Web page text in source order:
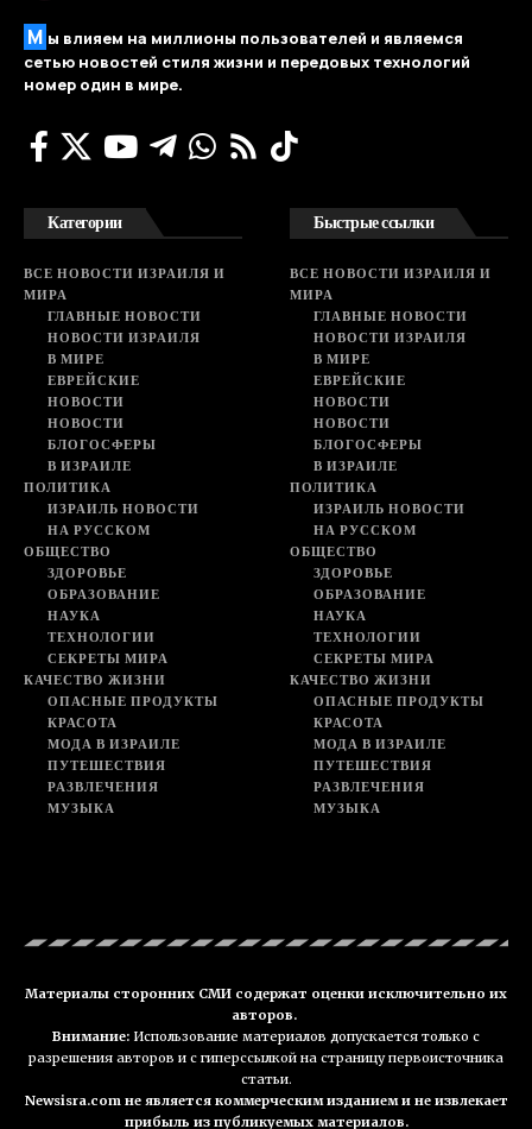
М ы влияем на миллионы пользователей и являемся
сетью новостей стиля жизни и передовых технологий
номер один в мире.
Категории
ВСЕ НОВОСТИ ИЗРАИЛЯ И
МИРА
ГЛАВНЫЕ НОВОСТИ
НОВОСТИ ИЗРАИЛЯ
В МИРЕ
ЕВРЕЙСКИЕ
НОВОСТИ
НОВОСТИ
БЛОГОСФЕРЫ
В ИЗРАИЛЕ
ПОЛИТИКА
ИЗРАИЛЬ НОВОСТИ
НА РУССКОМ
ОБЩЕСТВО
ЗДОРОВЬЕ
ОБРАЗОВАНИЕ
НАУКА
ТЕХНОЛОГИИ
СЕКРЕТЫ МИРА
КАЧЕСТВО ЖИЗНИ
ОПАСНЫЕ ПРОДУКТЫ
КРАСОТА
МОДА В ИЗРАИЛЕ
ПУТЕШЕСТВИЯ
РАЗВЛЕЧЕНИЯ
МУЗЫКА
Быстрые ссылки
ВСЕ НОВОСТИ ИЗРАИЛЯ И
МИРА
ГЛАВНЫЕ НОВОСТИ
НОВОСТИ ИЗРАИЛЯ
В МИРЕ
ЕВРЕЙСКИЕ
НОВОСТИ
НОВОСТИ
БЛОГОСФЕРЫ
В ИЗРАИЛЕ
ПОЛИТИКА
ИЗРАИЛЬ НОВОСТИ
НА РУССКОМ
ОБЩЕСТВО
ЗДОРОВЬЕ
ОБРАЗОВАНИЕ
НАУКА
ТЕХНОЛОГИИ
СЕКРЕТЫ МИРА
КАЧЕСТВО ЖИЗНИ
ОПАСНЫЕ ПРОДУКТЫ
КРАСОТА
МОДА В ИЗРАИЛЕ
ПУТЕШЕСТВИЯ
РАЗВЛЕЧЕНИЯ
МУЗЫКА
Материалы сторонних СМИ содержат оценки исключительно их
авторов.
Внимание: Использование материалов допускается только с
разрешения авторов и с гиперссылкой на страницу первоисточника
статьи.
Newsisra.com не является коммерческим изданием и не извлекает
прибыль из публикуемых материалов.